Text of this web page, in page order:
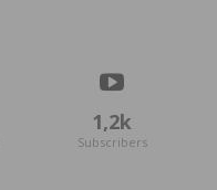
1,2k
Subscribers